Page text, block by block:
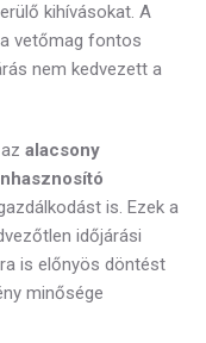
kihívásokat. A
vetőmag fontos
nem kedvezett a
alacsony
is. Ezek a
időjárási
is előnyös döntést
minősége